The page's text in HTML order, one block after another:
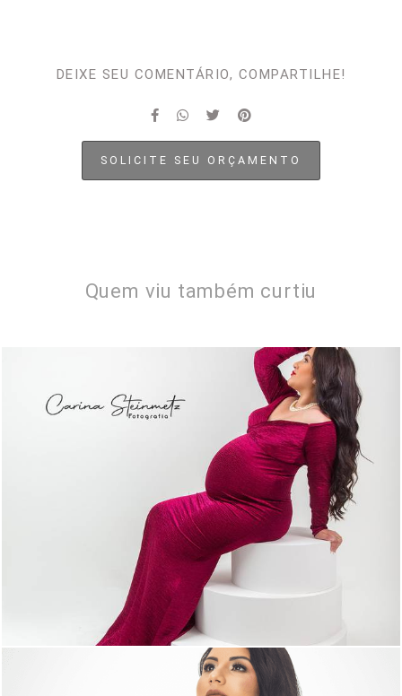
DEIXE SEU COMENTÁRIO, COMPARTILHE!
SOLICITE SEU ORÇAMENTO
Quem viu também curtiu
504 0